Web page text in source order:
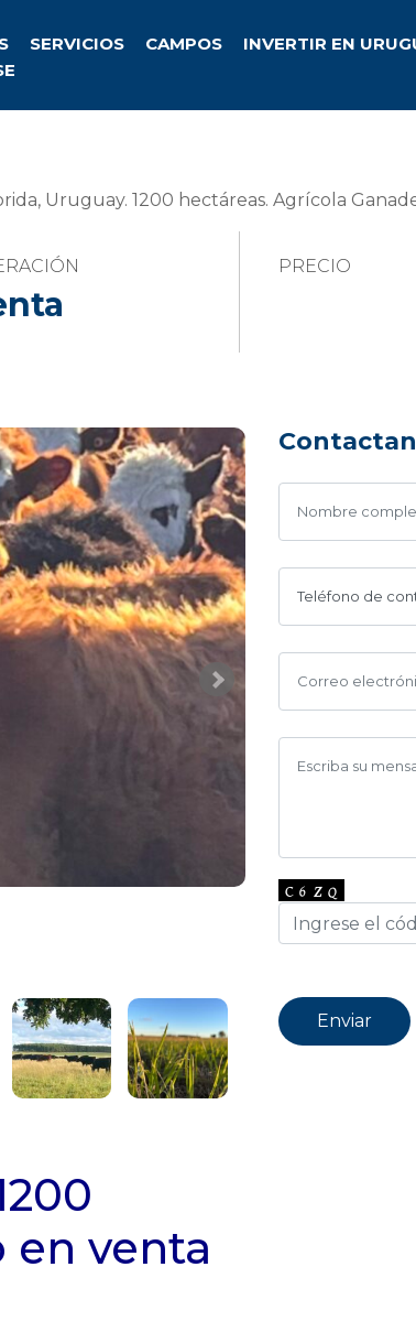
SERVICIOS CAMPOS INVERTIR EN
Uruguay. 1200 hectáreas. Agrícola
PRECIO
en venta